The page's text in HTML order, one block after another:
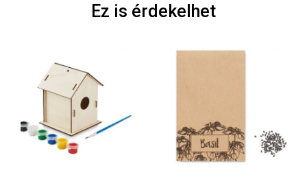
Ez is érdekelhet